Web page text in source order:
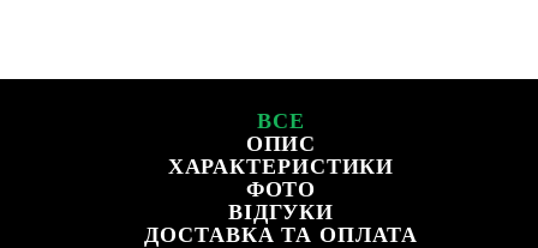
ВСЕ
ОПИС
ХАРАКТЕРИСТИКИ
ФОТО
ВІДГУКИ
ДОСТАВКА ТА ОПЛАТА